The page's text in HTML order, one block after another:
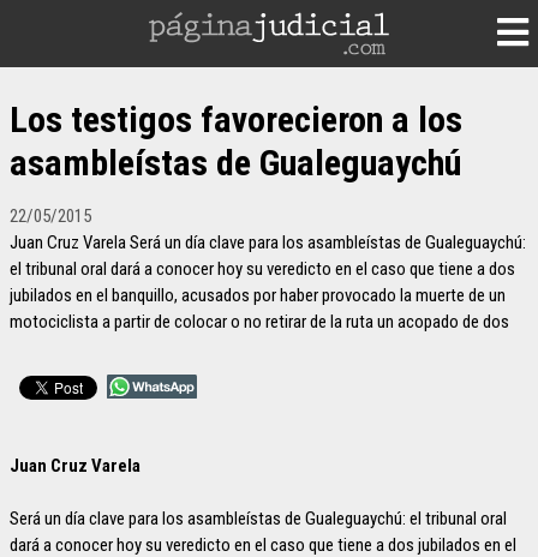
Los testigos favorecieron a los
asambleístas de Gualeguaychú
22/05/2015
Juan Cruz Varela Será un día clave para los asambleístas de Gualeguaychú:
el tribunal oral dará a conocer hoy su veredicto en el caso que tiene a dos
jubilados en el banquillo, acusados por haber provocado la muerte de un
motociclista a partir de colocar o no retirar de la ruta un acopado de dos
Juan Cruz Varela
Será un día clave para los asambleístas de Gualeguaychú: el tribunal oral
dará a conocer hoy su veredicto en el caso que tiene a dos jubilados en el